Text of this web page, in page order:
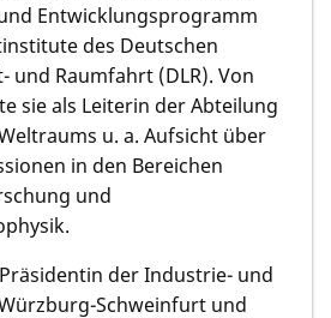
Entwicklungsprogramm
des Deutschen
und Raumfahrt (DLR). Von
sie als Leiterin der Abteilung
u. a. Aufsicht über
in den Bereichen
und
der Industrie- und
Schweinfurt und